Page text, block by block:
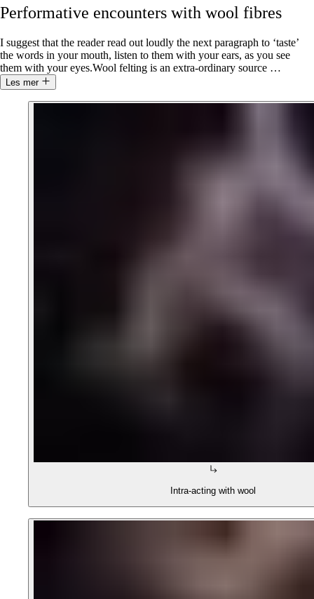
Performative encounters with wool fibres
I suggest that the reader read out loudly the next paragraph to ‘taste’
the words in your mouth, listen to them with your ears, as you see
them with your eyes.Wool felting is an extra-ordinary source …
Les mer
Intra-acting with wool